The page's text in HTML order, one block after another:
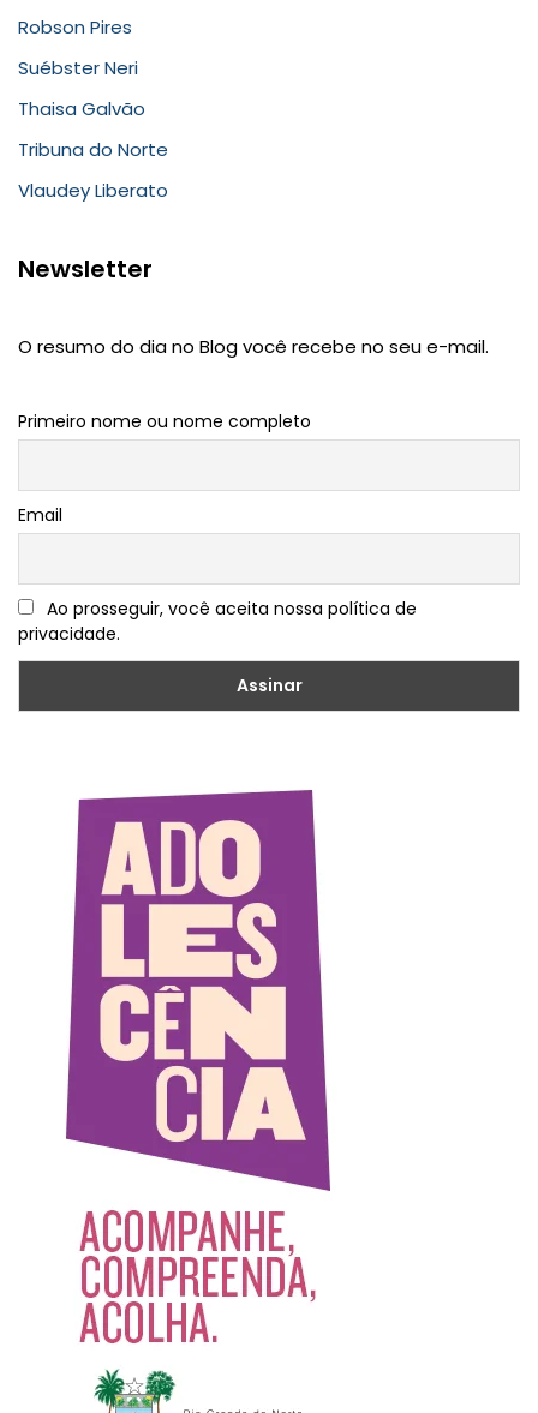
Robson Pires
Suébster Neri
Thaisa Galvão
Tribuna do Norte
Vlaudey Liberato
Newsletter
O resumo do dia no Blog você recebe no seu e-mail.
Primeiro nome ou nome completo
Email
Ao prosseguir, você aceita nossa política de
privacidade.